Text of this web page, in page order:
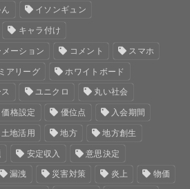
イソンギュン
キャラ付け
ーション コメント スマホ
アリーグ ホワイトボード
ユニクロ 丸い社会
価格設定 優位点 入会期間
土地活用 地方 地方創生
安定収入 意思決定
漏洩 災害対策 炎上 物価